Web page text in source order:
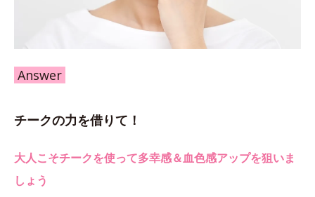
Answer
チークの力を借りて！
大人こそチークを使って多幸感＆血色感アップを狙いま
しょう